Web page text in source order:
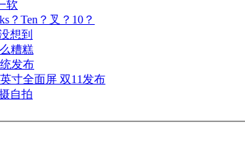
软
？Ten？叉？10？
想到
糟糕
发布
寸全面屏 双11发布
自拍